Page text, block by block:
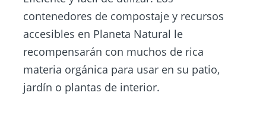
contenedores de compostaje y recursos
accesibles en Planeta Natural le
recompensarán con muchos de rica
materia orgánica para usar en su patio,
jardín o plantas de interior.